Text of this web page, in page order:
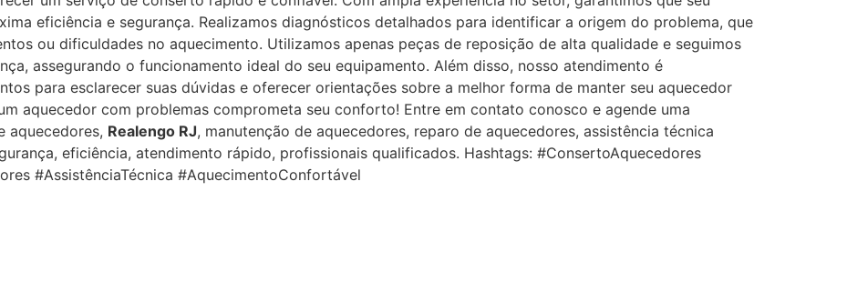
eficiência e segurança. Realizamos diagnósticos detalhados para identificar a origem do problema, que
ou dificuldades no aquecimento. Utilizamos apenas peças de reposição de alta qualidade e seguimos
assegurando o funcionamento ideal do seu equipamento. Além disso, nosso atendimento é
para esclarecer suas dúvidas e oferecer orientações sobre a melhor forma de manter seu aquecedor
aquecedor com problemas comprometa seu conforto! Entre em contato conosco e agende uma
aquecedores, Realengo RJ, manutenção de aquecedores, reparo de aquecedores, assistência técnica
eficiência, atendimento rápido, profissionais qualificados. Hashtags: #ConsertoAquecedores
#AssistênciaTécnica #AquecimentoConfortável